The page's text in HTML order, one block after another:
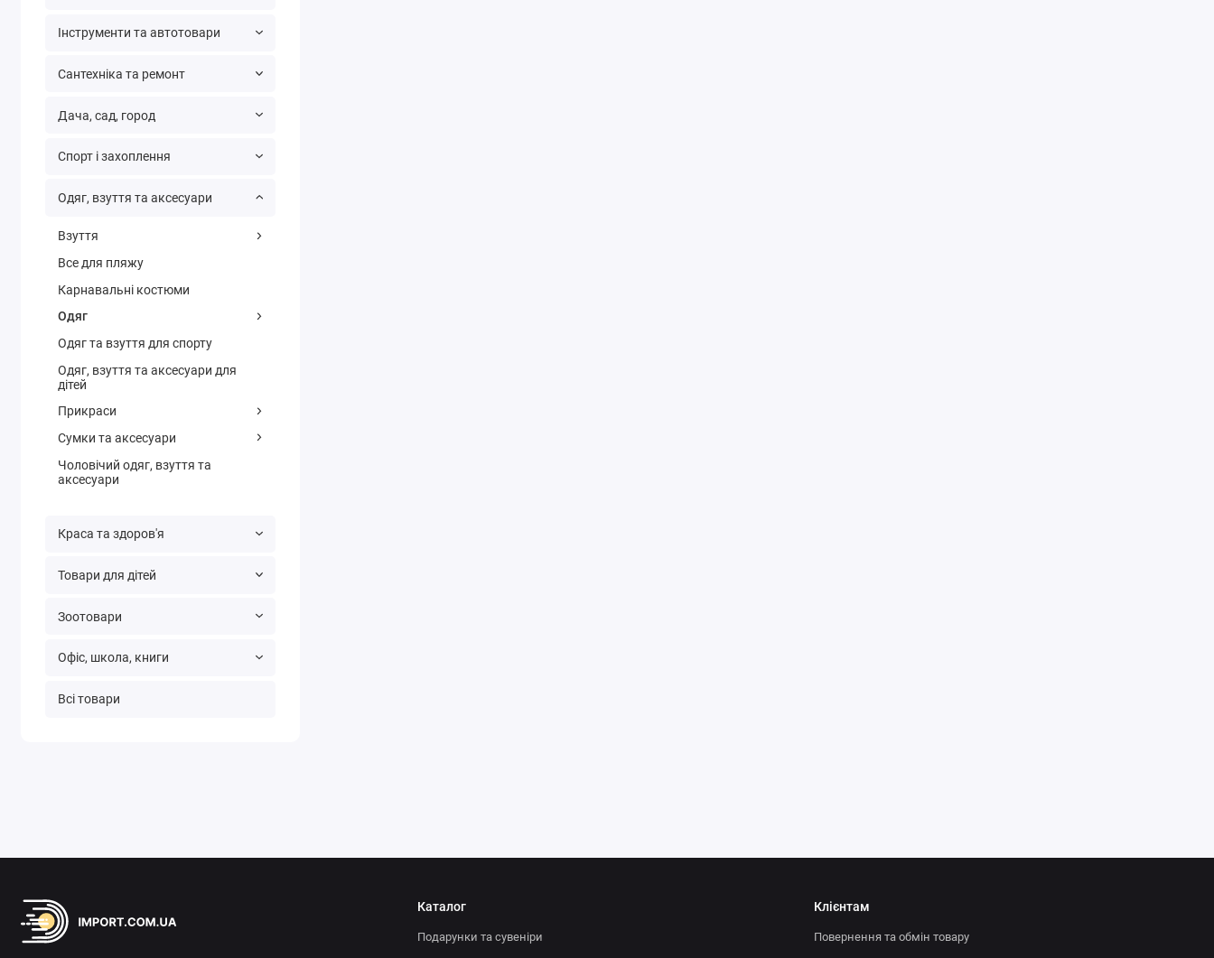
Інструменти та автотовари
Сантехніка та ремонт
Дача, сад, город
Спорт і захоплення
Одяг, взуття та аксесуари
Взуття
Все для пляжу
Карнавальні костюми
Одяг
Одяг та взуття для спорту
Одяг, взуття та аксесуари для
дітей
Прикраси
Сумки та аксесуари
Чоловічий одяг, взуття та
аксесуари
Краса та здоров'я
Товари для дітей
Зоотовари
Офіс, школа, книги
Всі товари
Каталог
Подарунки та сувеніри
Клієнтам
Повернення та обмін товару